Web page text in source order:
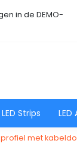
in de DEMO-
LED Strips
profiel met